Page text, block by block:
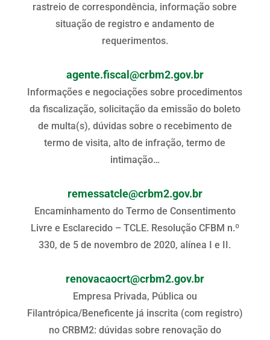
rastreio de correspondência, informação sobre
situação de registro e andamento de
requerimentos.
agente.fiscal@crbm2.gov.br
Informações e negociações sobre procedimentos
da fiscalização, solicitação da emissão do boleto
de multa(s), dúvidas sobre o recebimento de
termo de visita, alto de infração, termo de
intimação…
remessatcle@crbm2.gov.br
Encaminhamento do Termo de Consentimento
Livre e Esclarecido – TCLE. Resolução CFBM n.º
330, de 5 de novembro de 2020, alínea I e II.
renovacaocrt@crbm2.gov.br
Empresa Privada, Pública ou
Filantrópica/Beneficente já inscrita (com registro)
no CRBM2: dúvidas sobre renovação do